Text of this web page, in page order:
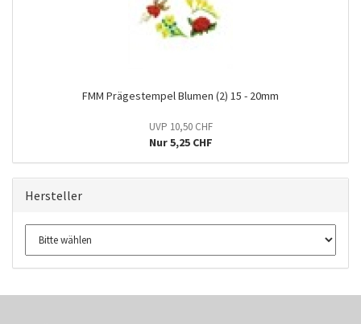
FMM Prägestempel Blumen (2) 15 - 20mm
UVP 10,50 CHF
Nur 5,25 CHF
Hersteller